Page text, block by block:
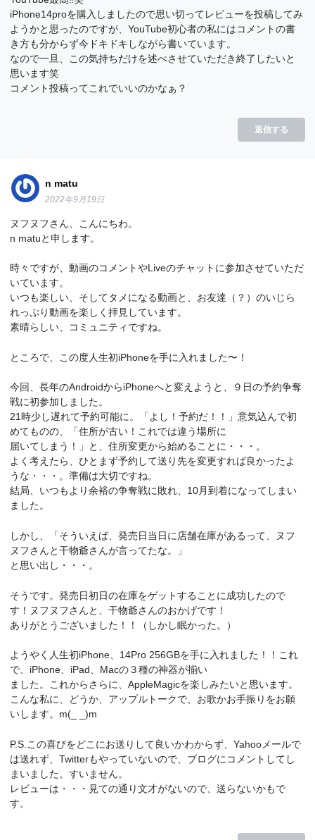
iPhone14proを購入しましたので思い切ってレビューを投稿してみ
ようかと思ったのですが、YouTube初心者の私にはコメントの書
き方も分からず今ドキドキしながら書いています。
なので一旦、この気持ちだけを述べさせていただき終了したいと
思います笑
コメント投稿ってこれでいいのかなぁ？
返信する
n matu
2022年9月19日
ヌフヌフさん、こんにちわ。
n matuと申します。
時々ですが、動画のコメントやLiveのチャットに参加させていただ
いています。
いつも楽しい、そしてタメになる動画と、お友達（？）のいじら
れっぷり動画を楽しく拝見しています。
素晴らしい、コミュニティですね。
ところで、この度人生初iPhoneを手に入れました〜！
今回、長年のAndroidからiPhoneへと変えようと、９日の予約争奪
戦に初参加しました。
21時少し遅れて予約可能に。「よし！予約だ！！」意気込んで初
めてものの、「住所が古い！これでは違う場所に
届いてしまう！」と、住所変更から始めることに・・・。
よく考えたら、ひとまず予約して送り先を変更すれば良かったよ
うな・・・。準備は大切ですね。
結局、いつもより余裕の争奪戦に敗れ、10月到着になってしまい
ました。
しかし、「そういえば、発売日当日に店舗在庫があるって、ヌフ
ヌフさんと干物爺さんが言ってたな。」
と思い出し・・・。
そうです。発売日初日の在庫をゲットすることに成功したので
す！ヌフヌフさんと、干物爺さんのおかげです！
ありがとうございました！！（しかし眠かった。）
ようやく人生初iPhone、14Pro 256GBを手に入れました！！これ
で、iPhone、iPad、Macの３種の神器が揃い
ました。これからさらに、AppleMagicを楽しみたいと思います。
こんな私に、どうか、アップルトークで、お歌かお手振りをお願
いします。m(_ _)m
P.S.この喜びをどこにお送りして良いかわからず、Yahooメールで
は送れず、Twitterもやっていないので、ブログにコメントしてし
まいました。すいません。
レビューは・・・見ての通り文才がないので、送らないかもで
す。